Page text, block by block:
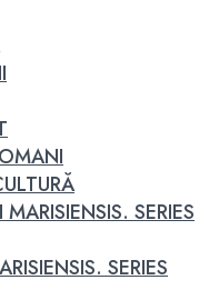
SERIES
SERIES